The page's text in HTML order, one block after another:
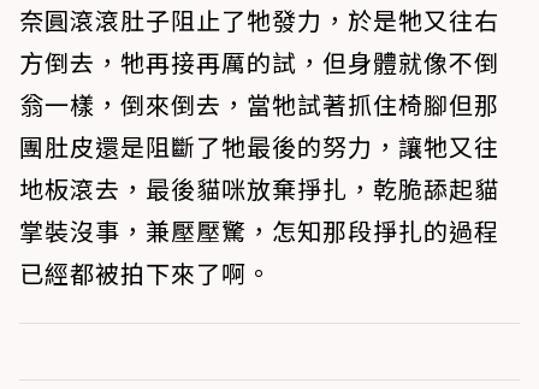
奈圓滾滾肚子阻止了牠發力，於是牠又往右
方倒去，牠再接再厲的試，但身體就像不倒
翁一樣，倒來倒去，當牠試著抓住椅腳但那
團肚皮還是阻斷了牠最後的努力，讓牠又往
地板滾去，最後貓咪放棄掙扎，乾脆舔起貓
掌裝沒事，兼壓壓驚，怎知那段掙扎的過程
已經都被拍下來了啊。